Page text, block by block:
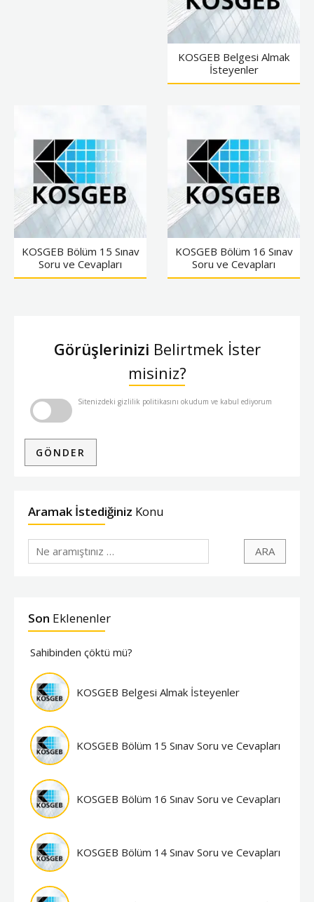
KOSGEB Belgesi Almak
İsteyenler
KOSGEB Bölüm 15 Sınav
Soru ve Cevapları
KOSGEB Bölüm 16 Sınav
Soru ve Cevapları
Görüşlerinizi Belirtmek İster
misiniz?
Sitenizdeki gizlilik politikasını okudum ve kabul ediyorum
Aramak İstediğiniz Konu
Son Eklenenler
Sahibinden çöktü mü?
KOSGEB Belgesi Almak İsteyenler
KOSGEB Bölüm 15 Sınav Soru ve Cevapları
KOSGEB Bölüm 16 Sınav Soru ve Cevapları
KOSGEB Bölüm 14 Sınav Soru ve Cevapları